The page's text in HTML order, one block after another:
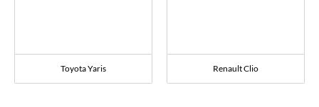
Toyota Yaris Renault Clio